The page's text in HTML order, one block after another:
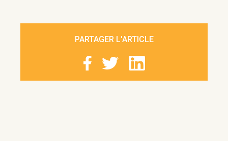
PARTAGER L'ARTICLE